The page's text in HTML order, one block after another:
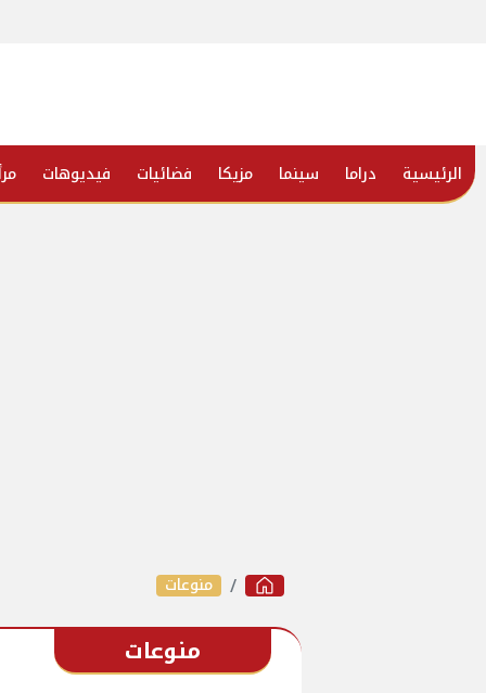
الرئيسية دراما سينما مزيكا فضائيات فيديوهات
منوعات
منوعات